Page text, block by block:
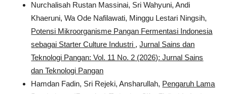
Nurchalisah Rustan Massinai, Sri Wahyuni, Andi
Khaeruni, Wa Ode Nafilawati, Minggu Lestari Ningsih,
Potensi Mikroorganisme Pangan Fermentasi Indonesia
sebagai Starter Culture Industri ,Jurnal Sains dan
Teknologi Pangan: Vol. 11 No. 2 (2026): Jurnal Sains
dan Teknologi Pangan
Hamdan Fadin, Sri Rejeki, Ansharullah, Pengaruh Lama